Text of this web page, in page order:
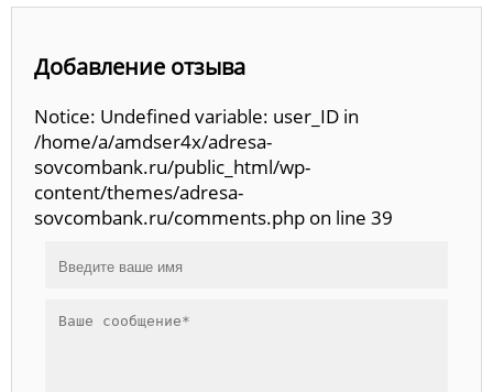
Добавление отзыва
Notice: Undefined variable: user_ID in
/home/a/amdser4x/adresa-
sovcombank.ru/public_html/wp-
content/themes/adresa-
sovcombank.ru/comments.php on line 39